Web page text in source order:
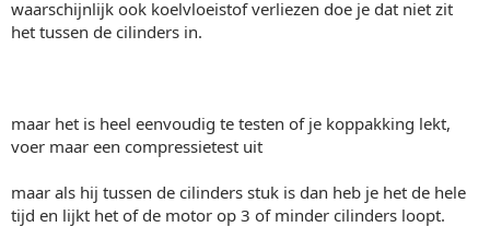
waarschijnlijk ook koelvloeistof verliezen doe je dat niet zit
het tussen de cilinders in.
maar het is heel eenvoudig te testen of je koppakking lekt,
voer maar een compressietest uit
maar als hij tussen de cilinders stuk is dan heb je het de hele
tijd en lijkt het of de motor op 3 of minder cilinders loopt.